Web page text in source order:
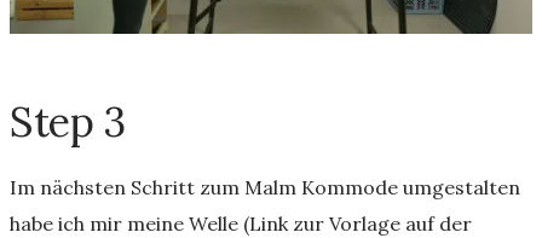
Step 3
Im nächsten Schritt zum Malm Kommode umgestalten
habe ich mir meine Welle (Link zur Vorlage auf der